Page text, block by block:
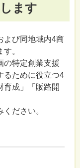
ます
よび同地域内4商
。
の特定創業支援
るために役立つ4
育成」「販路開
ださい。